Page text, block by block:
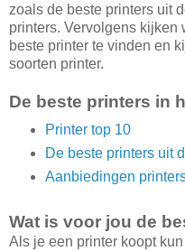
zoals de beste printers uit
printers. Vervolgens kijken
beste printer te vinden en
soorten printer.
De beste printers in
Printer top 10
De beste printers uit
Aanbiedingen
Wat is voor jou de
Als je een printer koopt